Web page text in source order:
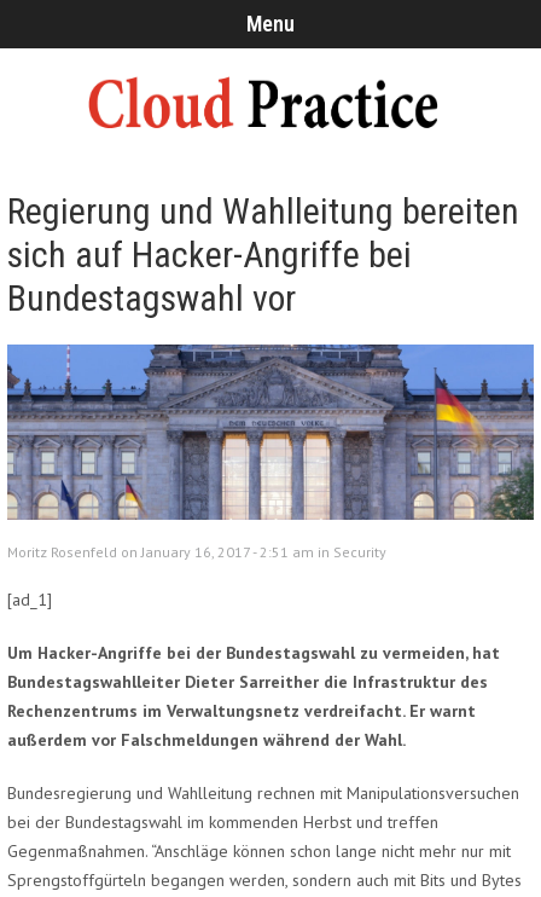
Menu
Regierung und Wahlleitung bereiten
sich auf Hacker-Angriffe bei
Bundestagswahl vor
Moritz Rosenfeld on January 16, 2017 - 2:51 am in Security
[ad_1]
Um Hacker-Angriffe bei der Bundestagswahl zu vermeiden, hat
Bundestagswahlleiter Dieter Sarreither die Infrastruktur des
Rechenzentrums im Verwaltungsnetz verdreifacht. Er warnt
außerdem vor Falschmeldungen während der Wahl.
Bundesregierung und Wahlleitung rechnen mit Manipulationsversuchen
bei der Bundestagswahl im kommenden Herbst und treffen
Gegenmaßnahmen. “Anschläge können schon lange nicht mehr nur mit
Sprengstoffgürteln begangen werden, sondern auch mit Bits und Bytes